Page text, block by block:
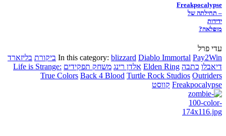
Freakpocalypse
– תחילתה של
ידידות
מופלאה?
עדי פרל
In this category: blizzard Diablo Immortal Pay2Win ביקורת בליזארד
דיאבלו כתבה Elden Ring אלדן רינג משחק תפקידים Life is Strange:
True Colors Back 4 Blood Turtle Rock Studios Outriders
Freakpocalypse קווסט